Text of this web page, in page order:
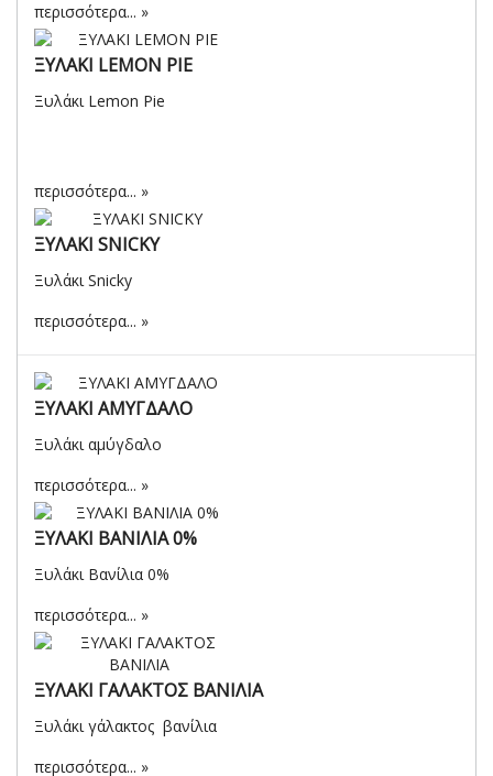
περισσότερα...
ΞΥΛΑΚΙ LEMON PIE
Ξυλάκι Lemon Pie
περισσότερα...
ΞΥΛΑΚΙ SNICKY
Ξυλάκι Snicky
περισσότερα...
ΞΥΛΑΚΙ ΑΜΥΓΔΑΛΟ
Ξυλάκι αμύγδαλο
περισσότερα...
ΞΥΛΑΚΙ ΒΑΝΙΛΙΑ 0%
Ξυλάκι Βανίλια 0%
περισσότερα...
ΞΥΛΑΚΙ ΓΑΛΑΚΤΟΣ ΒΑΝΙΛΙΑ
Ξυλάκι γάλακτος βανίλια
περισσότερα...